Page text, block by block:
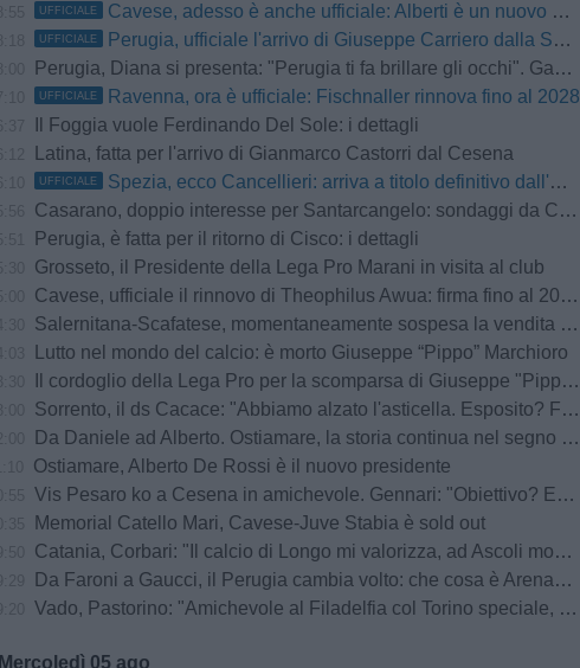
UFFICIALE Cavese, adesso è anche ufficiale: Alberti è un nuovo attaccante del club
UFFICIALE Perugia, ufficiale l'arrivo di Giuseppe Carriero dalla Salernitana
Perugia, Diana si presenta: "Perugia ti fa brillare gli occhi". Gaucci: "Un vero conoscitore di calcio"
UFFICIALE Ravenna, ora è ufficiale: Fischnaller rinnova fino al 2028
Il Foggia vuole Ferdinando Del Sole: i dettagli
Latina, fatta per l'arrivo di Gianmarco Castorri dal Cesena
UFFICIALE Spezia, ecco Cancellieri: arriva a titolo definitivo dall'Avellino
Casarano, doppio interesse per Santarcangelo: sondaggi da Cosenza e Arzignano Valchiampo
Perugia, è fatta per il ritorno di Cisco: i dettagli
Grosseto, il Presidente della Lega Pro Marani in visita al club
Cavese, ufficiale il rinnovo di Theophilus Awua: firma fino al 2028
Salernitana-Scafatese, momentaneamente sospesa la vendita dei biglietti per il settore ospiti: la nota ufficiale
Lutto nel mondo del calcio: è morto Giuseppe “Pippo” Marchioro
Il cordoglio della Lega Pro per la scomparsa di Giuseppe "Pippo" Marchioro
Sorrento, il ds Cacace: "Abbiamo alzato l'asticella. Esposito? Farà bene anche a Bari"
Da Daniele ad Alberto. Ostiamare, la storia continua nel segno dei De Rossi
Ostiamare, Alberto De Rossi è il nuovo presidente
Vis Pesaro ko a Cesena in amichevole. Gennari: "Obiettivo? Essere pronti per il Perugia in Coppa Italia"
Memorial Catello Mari, Cavese-Juve Stabia è sold out
Catania, Corbari: "Il calcio di Longo mi valorizza, ad Ascoli momenti indescrivibili"
Da Faroni a Gaucci, il Perugia cambia volto: che cosa è ArenaCuri?
Vado, Pastorino: "Amichevole al Filadelfia col Torino speciale, noi senza paura"
Mercoledì 05 ago